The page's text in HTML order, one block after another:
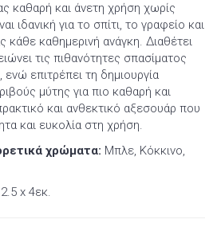
καθαρή και άνετη χρήση χωρίς
ιδανική για το σπίτι, το γραφείο και
κάθε καθημερινή ανάγκη. Διαθέτει
τις πιθανότητες σπασίματος
επιτρέπει τη δημιουργία
μύτης για πιο καθαρή και
και ανθεκτικό αξεσουάρ που
και ευκολία στη χρήση.
χρώματα: Μπλε, Κόκκινο,
2.5 x 4εκ.